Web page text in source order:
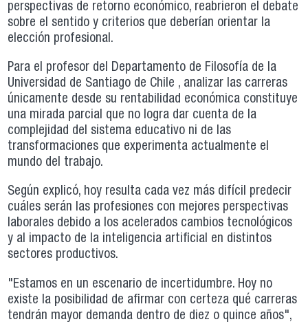
perspectivas de retorno económico, reabrieron el debate
sobre el sentido y criterios que deberían orientar la
elección profesional.
Para el profesor del Departamento de Filosofía de la
Universidad de Santiago de Chile , analizar las carreras
únicamente desde su rentabilidad económica constituye
una mirada parcial que no logra dar cuenta de la
complejidad del sistema educativo ni de las
transformaciones que experimenta actualmente el
mundo del trabajo.
Según explicó, hoy resulta cada vez más difícil predecir
cuáles serán las profesiones con mejores perspectivas
laborales debido a los acelerados cambios tecnológicos
y al impacto de la inteligencia artificial en distintos
sectores productivos.
"Estamos en un escenario de incertidumbre. Hoy no
existe la posibilidad de afirmar con certeza qué carreras
tendrán mayor demanda dentro de diez o quince años",